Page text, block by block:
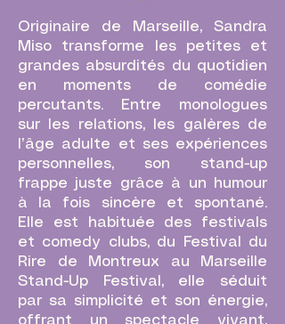
Originaire de Marseille, Sandra
Miso transforme les petites et
grandes absurdités du quotidien
en moments de comédie
percutants. Entre monologues
sur les relations, les galères de
l’âge adulte et ses expériences
personnelles, son stand-up
frappe juste grâce à un humour
à la fois sincère et spontané.
Elle est habituée des festivals
et comedy clubs, du Festival du
Rire de Montreux au Marseille
Stand-Up Festival, elle séduit
par sa simplicité et son énergie,
offrant un spectacle vivant,